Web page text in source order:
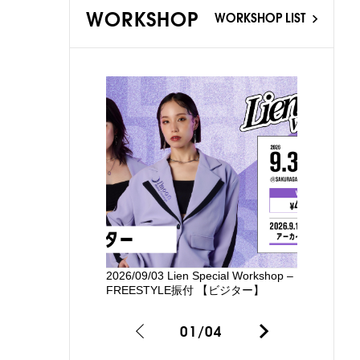
WORKSHOP WORKSHOP LIST
2026/09/03 Lien Special Workshop –
FREESTYLE振付 【ビジター】
01/04